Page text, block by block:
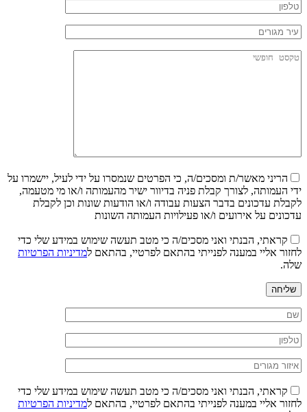
הריני מאשר/ת ומסכים/ה, כי הפרטים שנמסרו על ידי לעיל, יישמרו על
ידי העמותה, לצורך קבלת פניה בדיוור ישיר מהעמותה ו/או מי מטעמה,
לקבלת עדכונים בדבר הצעות עבודה ו/או הודעות שונות וכן לקבלת
עדכונים על אירועים ו/או פעילויות העמותה השונות
קראתי, הבנתי ואני מסכים/ה כי מטב תעשה שימוש במידע שלי כדי
לחזור אליי במענה לפנייתי בהתאם לפרטיי, בהתאם למדיניות הפרטיות
שלה.
שליחה
קראתי, הבנתי ואני מסכים/ה כי מטב תעשה שימוש במידע שלי כדי
לחזור אליי במענה לפנייתי בהתאם לפרטיי, בהתאם למדיניות הפרטיות